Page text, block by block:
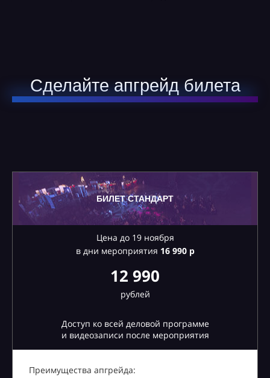
Сделайте апгрейд билета
БИЛЕТ СТАНДАРТ
Цена до 19 ноября
в дни мероприятия 16990 р
12 990
рублей
Доступ ко всей деловой программе
и видеозаписи после мероприятия
Преимущества апгрейда: